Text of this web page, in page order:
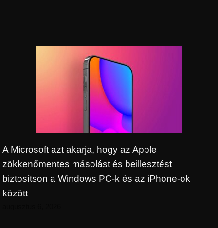
A Microsoft azt akarja, hogy az Apple
zökkenőmentes másolást és beillesztést
biztosítson a Windows PC-k és az iPhone-ok
között